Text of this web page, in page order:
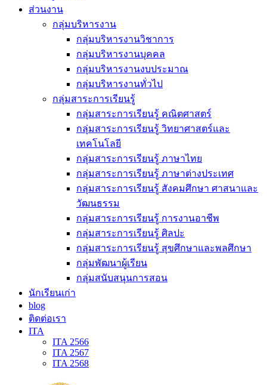
ส่วนงาน
กลุ่มบริหารงาน
กลุ่มบริหารงานวิชาการ
กลุ่มบริหารงานบุคคล
กลุ่มบริหารงานงบประมาณ
กลุ่มบริหารงานทั่วไป
กลุ่มสาระการเรียนรู้
กลุ่มสาระการเรียนรู้ คณิตศาสตร์
กลุ่มสาระการเรียนรู้ วิทยาศาสตร์และ
เทคโนโลยี
กลุ่มสาระการเรียนรู้ ภาษาไทย
กลุ่มสาระการเรียนรู้ ภาษาต่างประเทศ
กลุ่มสาระการเรียนรู้ สังคมศึกษา ศาสนาและ
วัฒนธรรม
กลุ่มสาระการเรียนรู้ การงานอาชีพ
กลุ่มสาระการเรียนรู้ ศิลปะ
กลุ่มสาระการเรียนรู้ สุขศึกษาและพลศึกษา
กลุ่มพัฒนาผู้เรียน
กลุ่มสนับสนุนการสอน
นักเรียนเก่า
blog
ติดต่อเรา
ITA
ITA 2566
ITA 2567
ITA 2568